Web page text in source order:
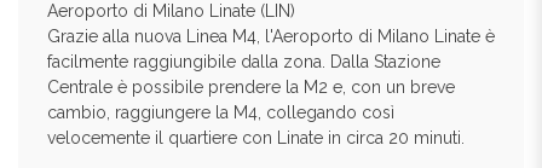
Aeroporto di Milano Linate (LIN)
Grazie alla nuova Linea M4, l'Aeroporto di Milano Linate è
facilmente raggiungibile dalla zona. Dalla Stazione
Centrale è possibile prendere la M2 e, con un breve
cambio, raggiungere la M4, collegando così
velocemente il quartiere con Linate in circa 20 minuti.